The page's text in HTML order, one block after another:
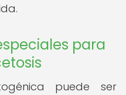
para
puede ser